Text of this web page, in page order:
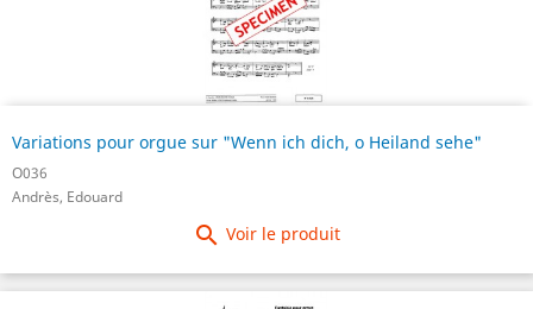
Variations pour orgue sur "Wenn ich dich, o Heiland sehe"
O036
Andrès, Edouard
 Voir le produit